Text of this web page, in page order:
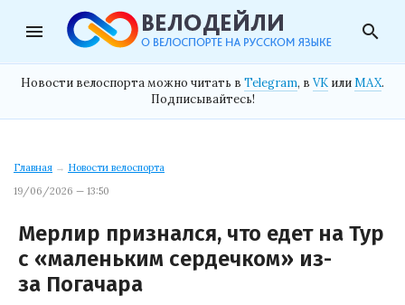
menu search
Новости велоспорта можно читать в Telegram, в VK илиMAX.
Подписывайтесь!
Главная → Новости велоспорта
19/06/2026 — 13:50
Мерлир признался, что едет на Тур
с «маленьким сердечком» из-
за Погачара